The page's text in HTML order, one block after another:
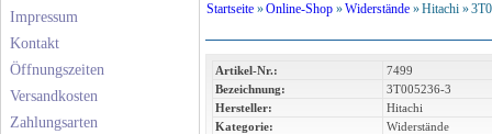
Impressum
Kontakt
Öffnungszeiten
Versandkosten
Zahlungsarten
Startseite »Online-Shop »Widerstände »Hitachi »
Artikel-Nr.:
7499
Bezeichnung:
3T005236-3
Hersteller:
Hitachi
Kategorie:
Widerstände